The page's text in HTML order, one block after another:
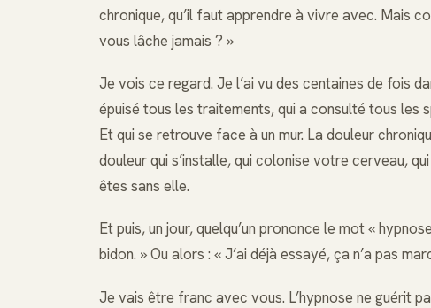
chronique, qu’il faut apprendre à vivre avec. Mais
vous lâche jamais ? »
Je vois ce regard. Je l’ai vu des centaines de fois
épuisé tous les traitements, qui a consulté tous les
Et qui se retrouve face à un mur. La douleur
douleur qui s’installe, qui colonise votre cerveau,
êtes sans elle.
Et puis, un jour, quelqu’un prononce le mot «
bidon. » Ou alors : « J’ai déjà essayé, ça n’a pas
Je vais être franc avec vous. L’hypnose ne guérit